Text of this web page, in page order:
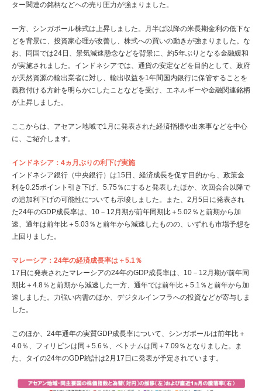
ター関連の銘柄などへの売り圧力が強まりました。
一方、シンガポール株式は上昇しました。月半ば以降の米長期金利の低下な
どを背景に、投資家心理が改善し、株式への買いの動きが強まりました。な
お、同国では24日、景気減速懸念などを背景に、約5年ぶりとなる金融緩和
が実施されました。インドネシアでは、通貨の安定などを目的として、政府
が天然資源の輸出業者に対し、輸出収益を1年間国内銀行に保管することを
義務付ける方針を明らかにしたことなどを受け、エネルギーや金融関連銘柄
が上昇しました。
ここからは、アセアン地域で1月に発表された経済指標や出来事などを中心
に、ご紹介します。
インドネシア：4ヵ月ぶりの利下げ実施
インドネシア銀行（中央銀行）は15日、経済成長を促す目的から、政策金
利を0.25ポイント引き下げ、5.75％にすると発表したほか、次回会合以降で
の追加利下げの可能性についても示唆しました。また、2月5日に発表され
た24年のGDP成長率は、10－12月期が前年同期比＋5.02％と前期から加
速、通年は前年比＋5.03％と前年から減速したものの、いずれも市場予想を
上回りました。
マレーシア：24年の経済成長率は＋5.1％
17日に発表されたマレーシアの24年のGDP成長率は、10－12月期が前年同
期比＋4.8％と前期から減速した一方、通年では前年比＋5.1％と前年から加
速しました。力強い内需のほか、デジタルインフラへの投資などが寄与しま
した。
このほか、24年通年の実質GDP成長率について、シンガポールは前年比＋
4.0％、フィリピンは同＋5.6％、ベトナムは同＋7.09％となりました。ま
た、タイの24年のGDP統計は2月17日に発表が予定されています。